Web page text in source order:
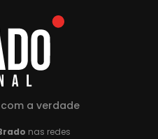
a verdade
nas redes